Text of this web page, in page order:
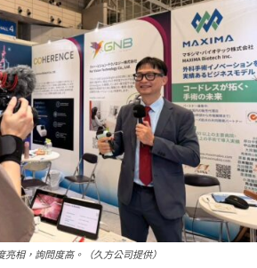
相，詢問度高。（久方公司提供）